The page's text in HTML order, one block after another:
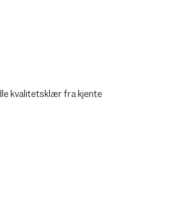
kvalitetsklær fra kjente